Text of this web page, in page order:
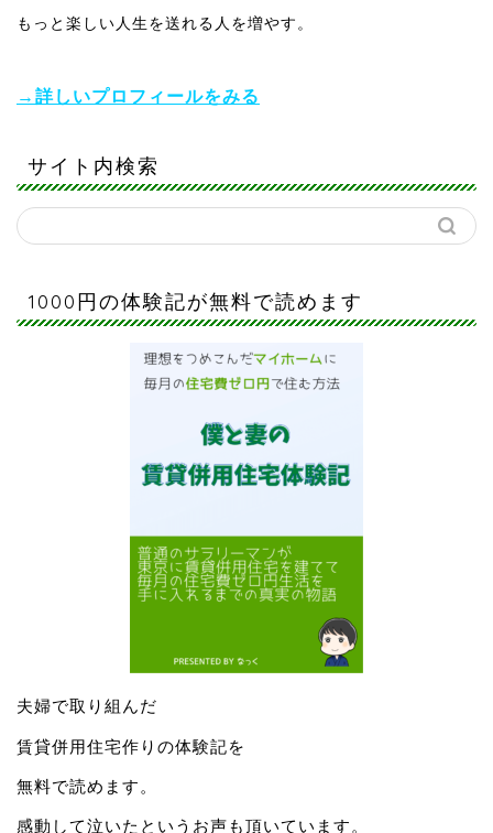
もっと楽しい人生を送れる人を増やす。
→詳しいプロフィールをみる
サイト内検索
1000円の体験記が無料で読めます
夫婦で取り組んだ
賃貸併用住宅作りの体験記を
無料で読めます。
感動して泣いたというお声も頂いています。